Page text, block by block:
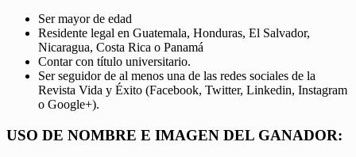
Ser mayor de edad
Residente legal en Guatemala, Honduras, El Salvador,
Nicaragua, Costa Rica o Panamá
Contar con título universitario.
Ser seguidor de al menos una de las redes sociales de la
Revista Vida y Éxito (Facebook, Twitter, Linkedin, Instagram
o Google+).
USO DE NOMBRE E IMAGEN DEL GANADOR: